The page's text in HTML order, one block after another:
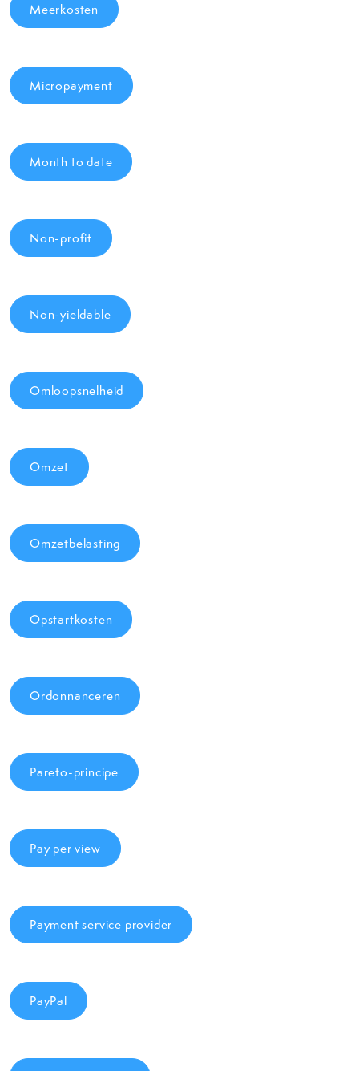
Meerkosten
Micropayment
Month to date
Non-profit
Non-yieldable
Omloopsnelheid
Omzet
Omzetbelasting
Opstartkosten
Ordonnanceren
Pareto-principe
Pay per view
Payment service provider
PayPal